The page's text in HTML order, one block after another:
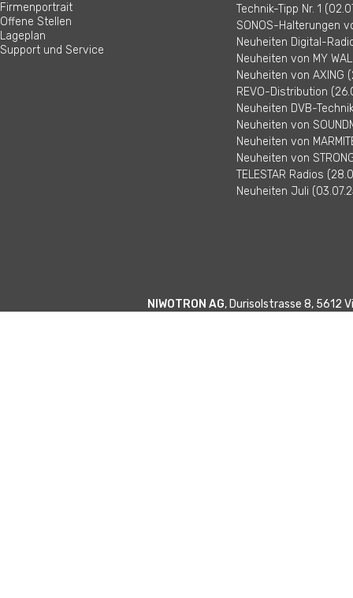
Firmenportrait
Offene Stellen
Lageplan
Support und Service
Technik-Tipp Nr. 1
SONOS-Halterungen
Neuheiten Digital-
Neuheiten von MY
Neuheiten von AXING
REVO-Distribution
Neuheiten DVB-
Neuheiten von
Neuheiten von
Neuheiten von
TELESTAR Radios
Neuheiten Juli
NIWOTRON AG, Durisolstrasse 8, 5612